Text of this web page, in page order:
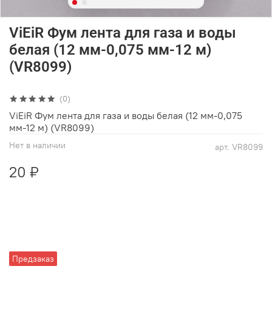
(0)
арт. VR8099
Нет в наличии
Предзаказ
ViEiR Фум лента для газа и воды
белая (12 мм-0,075 мм-12 м)
(VR8099)
20 ₽
ViEiR Фум лента для газа и воды белая (12 мм-0,075
мм-12 м) (VR8099)